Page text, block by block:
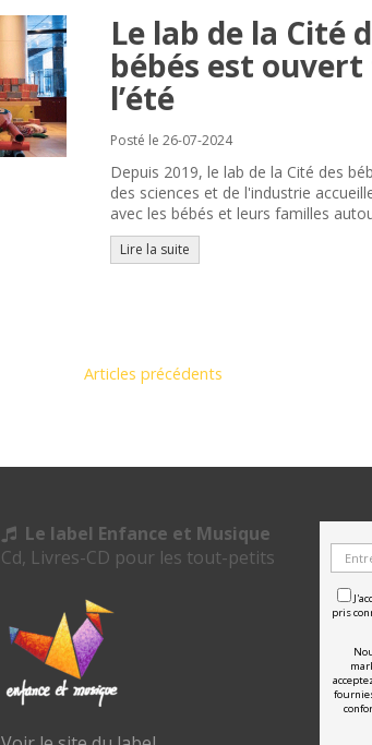
Le lab de la Cité
bébés est
l’été
Posté le 26-07-2024
Depuis 2019, le lab de la Cité des
des sciences et de l'industrie
avec les bébés et leurs familles
Lire la suite
Articles précédents
Le label Enfance et Musique
Cd, Livres-CD pour les tout-petits
pris